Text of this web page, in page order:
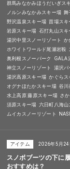
群馬みなかみほうだいぎス
ノルンみなかみスキー場 舞
野沢温泉スキー場 苗場スキ
岩原スキー場 石打丸山スキ
湯沢中里スノーリゾート
か
ホワイトワールド尾瀬岩鞍
奥利根スノーパーク
GALA
神立スノーリゾート
湯沢パ
湯沢高原スキー場 かぐらス
オグナほたかスキー場 谷川
水上高原 藤原スキー場 さ
須原スキー場 六日町八海山
ムイカスノーリゾート
アイテム 2026年5月24
スノボブーツの下に
おすすめは？